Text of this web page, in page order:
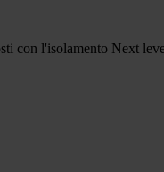
con l'isolamento Next